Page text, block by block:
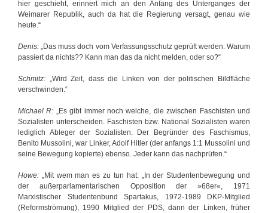
hier geschieht, erinnert mich an den Anfang des Unterganges der
Weimarer Republik, auch da hat die Regierung versagt, genau wie
heute.“
Denis: „Das muss doch vom Verfassungsschutz geprüft werden. Warum
passiert da nichts?? Kann man das da nicht melden, oder so?“
Schmitz: „Wird Zeit, dass die Linken von der politischen Bildfläche
verschwinden.“
Michael R: „Es gibt immer noch welche, die zwischen Faschisten und
Sozialisten unterscheiden. Faschisten bzw. National Sozialisten waren
lediglich Ableger der Sozialisten. Der Begründer des Faschismus,
Benito Mussolini, war Linker, Adolf Hitler (der anfangs 1:1 Mussolini und
seine Bewegung kopierte) ebenso. Jeder kann das nachprüfen.“
Howe: „Mit wem man es zu tun hat: „In der Studentenbewegung und
der außerparlamentarischen Opposition der »68er«, 1971
Marxistischer Studentenbund Spartakus, 1972-1989 DKP-Mitglied
(Reformströmung), 1990 Mitglied der PDS, dann der Linken, früher